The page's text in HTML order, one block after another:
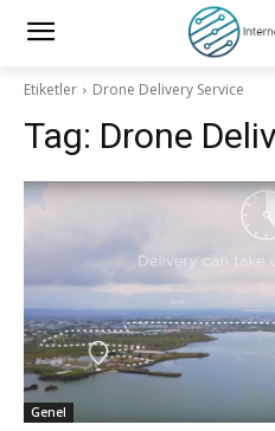
Etiketler Drone Delivery Service
Tag: Drone
Genel